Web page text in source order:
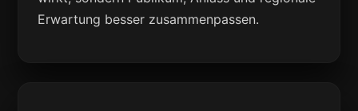
Erwartung besser zusammenpassen.